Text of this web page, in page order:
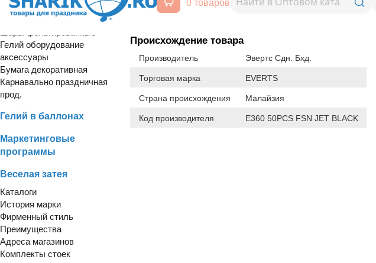
0 товаров
Расширенный поиск
Шары латексные
Гелий оборудование
аксессуары
Бумага декоративная
Карнавально праздничная
прод.
Гелий в баллонах
Маркетинговые
программы
Веселая затея
Каталоги
История марки
Фирменный стиль
Преимущества
Адреса магазинов
Комплекты стоек
Black
Происхождение товара
Производитель Эвертс Сдн. Бхд.
Торговая марка EVERTS
Страна происхождения Малайзия
Код производителя E360 50PCS FSN JET BLACK